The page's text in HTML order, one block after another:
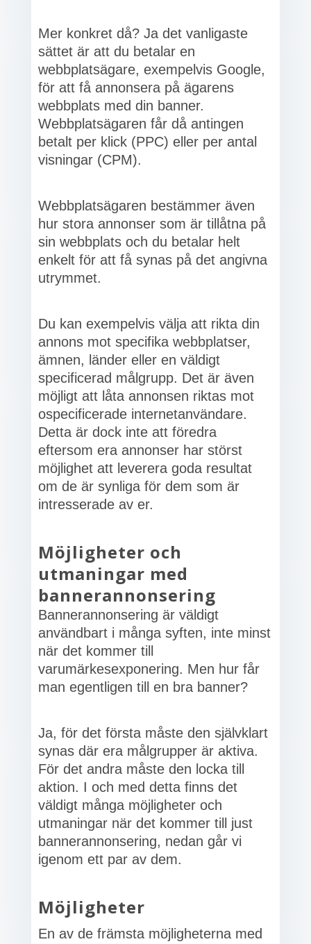
Mer konkret då? Ja det vanligaste
sättet är att du betalar en
webbplatsägare, exempelvis Google,
för att få annonsera på ägarens
webbplats med din banner.
Webbplatsägaren får då antingen
betalt per klick (PPC) eller per antal
visningar (CPM).
Webbplatsägaren bestämmer även
hur stora annonser som är tillåtna på
sin webbplats och du betalar helt
enkelt för att få synas på det angivna
utrymmet.
Du kan exempelvis välja att rikta din
annons mot specifika webbplatser,
ämnen, länder eller en väldigt
specificerad målgrupp. Det är även
möjligt att låta annonsen riktas mot
ospecificerade internetanvändare.
Detta är dock inte att föredra
eftersom era annonser har störst
möjlighet att leverera goda resultat
om de är synliga för dem som är
intresserade av er.
Möjligheter och
utmaningar med
bannerannonsering
Bannerannonsering är väldigt
användbart i många syften, inte minst
när det kommer till
varumärkesexponering. Men hur får
man egentligen till en bra banner?
Ja, för det första måste den självklart
synas där era målgrupper är aktiva.
För det andra måste den locka till
aktion. I och med detta finns det
väldigt många möjligheter och
utmaningar när det kommer till just
bannerannonsering, nedan går vi
igenom ett par av dem.
Möjligheter
En av de främsta möjligheterna med